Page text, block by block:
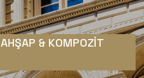
AHŞAP & KOMPOZIT